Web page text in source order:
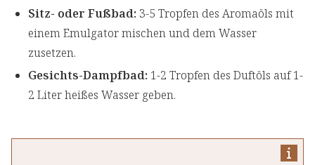
Sitz- oder Fußbad: 3-5 Tropfen des Aromaöls mit
einem Emulgator mischen und dem Wasser
zusetzen.
Gesichts-Dampfbad: 1-2 Tropfen des Duftöls auf 1-
2 Liter heißes Wasser geben.